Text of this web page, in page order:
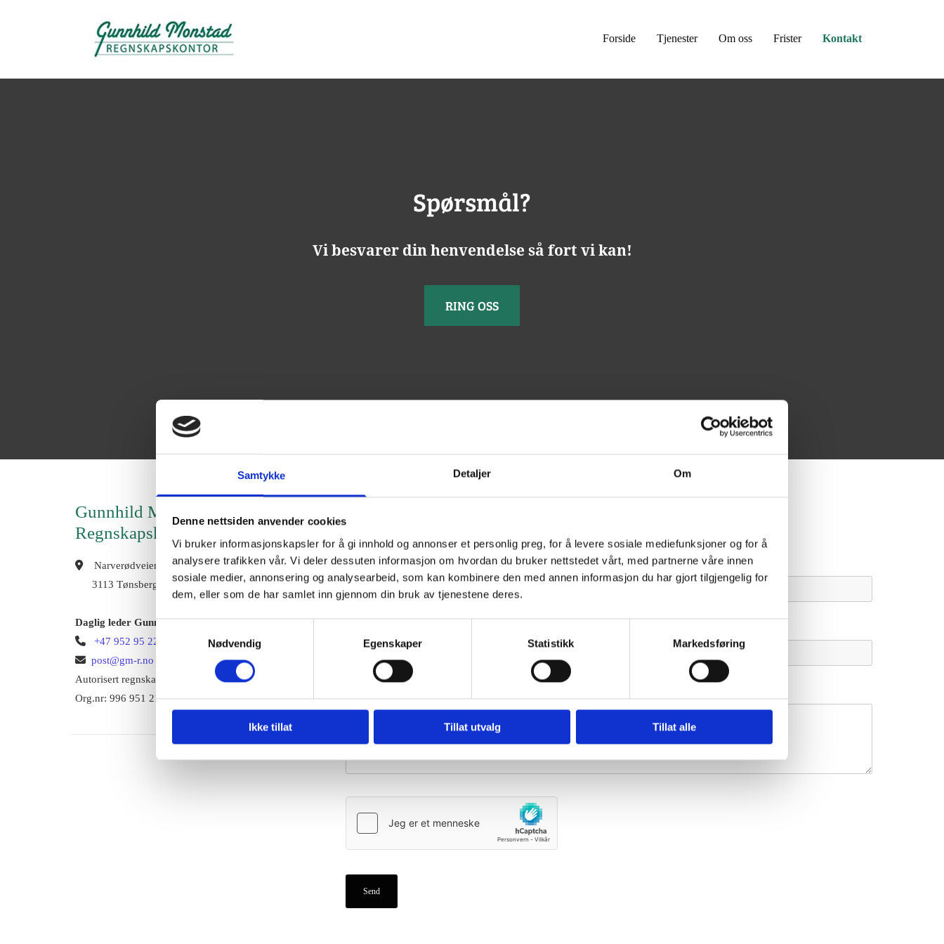
Samtykke Detaljer Om
Denne nettsiden anvender cookies
Vi bruker informasjonskapsler for å gi innhold og annonser et personlig preg, for å levere sosiale mediefunksjoner og for å
analysere trafikken vår. Vi deler dessuten informasjon om hvordan du bruker nettstedet vårt, med partnerne våre innen
sosiale medier, annonsering og analysearbeid, som kan kombinere den med annen informasjon du har gjort tilgjengelig for
dem, eller som de har samlet inn gjennom din bruk av tjenestene deres.
Samtykkevalg
Nødvendig
Egenskaper Statistikk Markedsføring
Ikke tillat Tillat utvalg Tillat alle
Forside Tjenester Om oss Frister Kontakt
Spørsmål?
Vi besvarer din henvendelse så fort vi kan!
RING OSS
Gunnhild Monstad
Regnskapskontor
Narverødveien 40F,
3113 Tønsberg
Daglig leder Gunnhild Monstad
 +47 952 95 221
 post@gm-r.no
Autorisert regnskapsfører
Org.nr: 996 951 219
Fyll inn skjema så tar vi kontakt med deg så snart som mulig.
Navn*